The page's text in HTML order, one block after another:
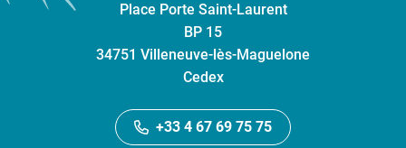
Place Porte Saint-Laurent
BP 15
34751 Villeneuve-lès-Maguelone
Cedex
+33 4 67 69 75 75